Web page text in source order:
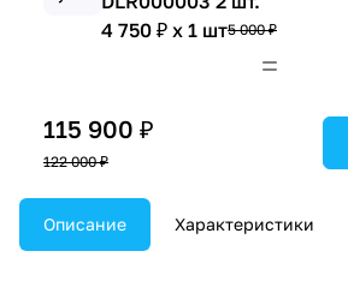
4 750 ₽ x 1 шт5 000 ₽
115 900 ₽
122 000 ₽
Описание Характеристики